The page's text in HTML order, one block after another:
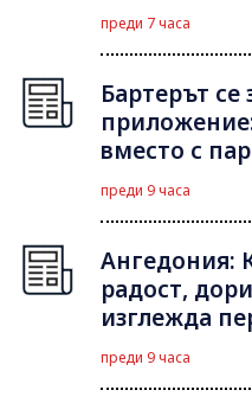
преди 7 часа
Бартерът
вместо с
преди 9 часа
Ангедония:
радост,
изглежда
преди 9 часа